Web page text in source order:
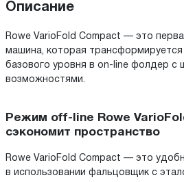
Описание
Rowe VarioFold Compact — это
машина, которая
базового уровня в on-line фолдер с
возможностями.
Режим off-line Rowe
сэкономит пространство
Rowe VarioFold Compact — это
в использовании фальцовщик с